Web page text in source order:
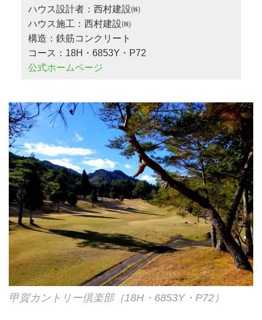
ハウス設計者：西村建設㈱
ハウス施工：西村建設㈱
構造：鉄筋コンクリート
コース：18H・6853Y・P72
公式ホームページ
甲賀カントリー倶楽部（18H・6853Y・P72）